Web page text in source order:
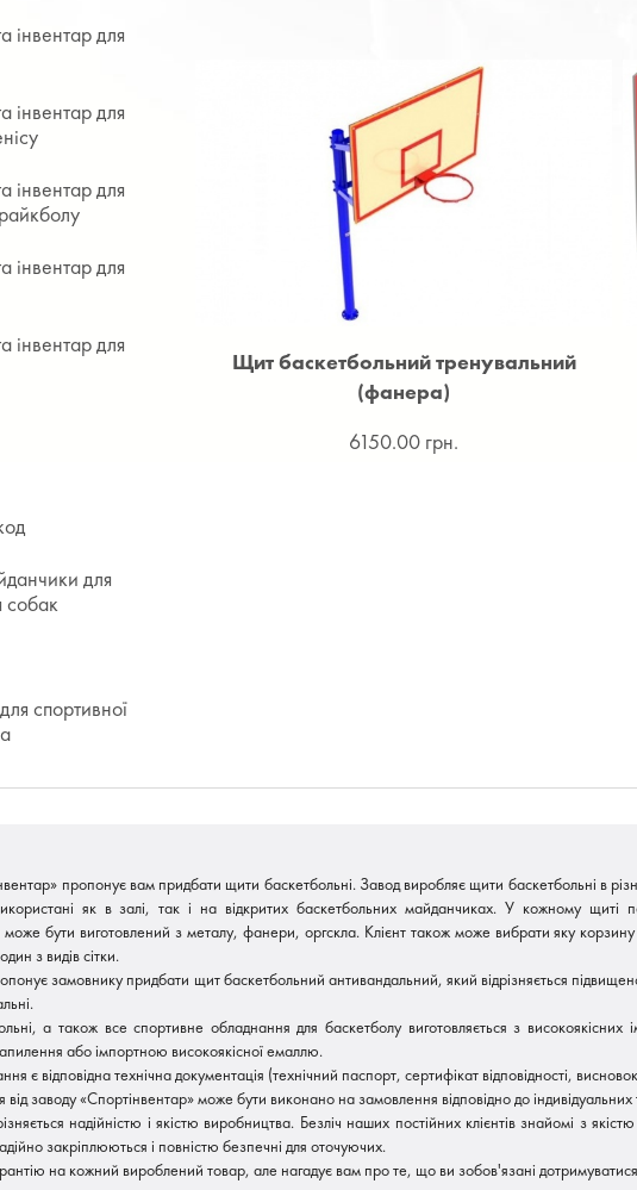
інвентар для
інвентар для
інвентар для
інвентар для
інвентар для
для
собак
спортивної
Щит баскетбольний тренувальний
(фанера)
6150.00 грн.
пропонує вам придбати щити баскетбольні. Завод виробляє щити баскетбольні в
як в залі, так і на відкритих баскетбольних майданчиках. У кожному щиті
бути виготовлений з металу, фанери, оргскла. Клієнт також може вибрати яку
з видів сітки.
замовнику придбати щит баскетбольний антивандальний, який відрізняється
а також все спортивне обладнання для баскетболу виготовляється з
або імпортною високоякісної емаллю.
є відповідна технічна документація (технічний паспорт, сертифікат відповідності,
від заводу «Спортінвентар» може бути виконано на замовлення відповідно до
надійністю і якістю виробництва. Безліч наших постійних клієнтів знайомі з
закріплюються і повністю безпечні для оточуючих.
на кожний вироблений товар, але нагадує вам про те, що ви зобов'язані